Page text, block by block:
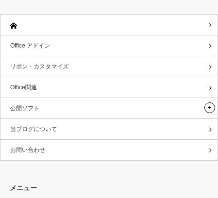
Office アドイン
リボン・カスタマイズ
Office関連
公開ソフト
当ブログについて
お問い合わせ
メニュー